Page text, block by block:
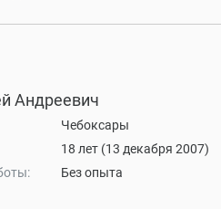
Андреевич
Чебоксары
18 лет (13 декабря 2007)
Без опыта